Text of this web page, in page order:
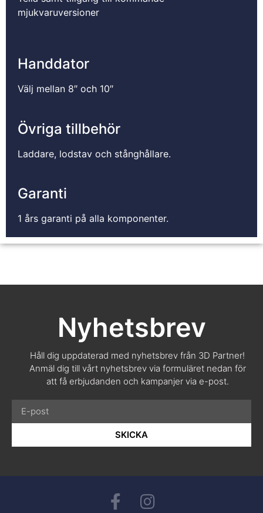
mjukvaruversioner
Handdator
Välj mellan 8″ och 10″
Övriga tillbehör
Laddare, lodstav och stånghållare.
Garanti
1 års garanti på alla komponenter.
Nyhetsbrev
Håll dig uppdaterad med nyhetsbrev från 3D Partner!
Anmäl dig till vårt nyhetsbrev via formuläret nedan för
att få erbjudanden och kampanjer via e-post.
SKICKA